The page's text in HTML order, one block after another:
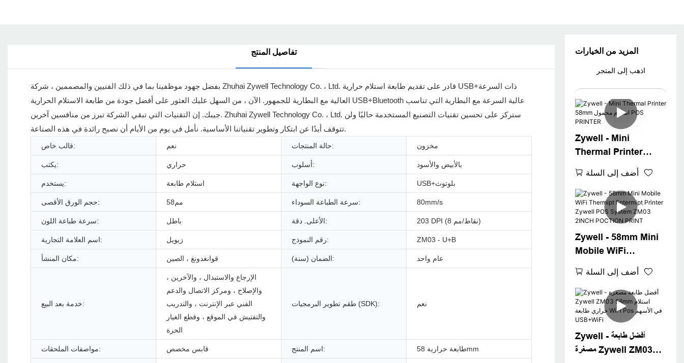
المزيد من الخيارات
اذهب إلى المتجر
Zywell - Mini
Thermal Printer
POS PRINTER
أضف إلى السلة
Zywell - 58mm Mini
Mobile WiFi
Thermipt Entermipt
Printer Zywell POS
System ZM03 2INCH
POCTION PRINT
أضف إلى السلة
Zywell - أفضل طابعة
مصغرة Zywell ZM03
تفاصيل المنتج
بفضل جهود موظفينا بما في ذلك الفنيين والمصممين ، شركة Zhuhai Zywell Technology Co. ، Ltd. قادر على تقديم طابعة استلام حرارية USB+ذات السرعة
العالية مع البطارية للجمهور. الآن ، من السهل عليك العثور على أفضل جودة من طابعة الاستلام الحرارية USB+Bluetooth عالية السرعة مع البطارية التي تناسب
جيبك. إن التقنيات التي تبقي الشركة تبرز من منافسين آخرين. Zhuhai Zywell Technology Co. ، Ltd. ستركز على تحسين تقنيات التصنيع المستخدمة حاليًا ولن
تتوقف أبدًا عن ابتكار وتطوير تقنياتنا الأساسية. نأمل في يوم من الأيام أن نصبح رائدة في هذه الصناعة.
قالب خاص: نعم حالة المنتجات: مخزون
يكتب: حراري أسلوب: بالأبيض والأسود
يستخدم: استلام طابعة نوع الواجهة: USB+بلوتوث
حجم الورق الأقصى: مم58 سرعة الطباعة السوداء: 80mm/s
سرعة طباعة اللون: باطل الأعلى. دقة: 203 DPI (8 نقاط/مم)
اسم العلامة التجارية: زيويل رقم النموذج: ZM03 - U+B
مكان المنشأ: قوانغدونغ ، الصين الضمان (سنة): عام واحد
خدمة بعد البيع:
الإرجاع والاستبدال ، والآخرين ،
والإصلاح ، ومركز الاتصال والدعم
الفني عبر الإنترنت ، والتدريب
والتفتيش في الموقع ، وقطع الغيار
الحرة
طقم تطوير البرمجيات (SDK): نعم
مواصفات الملحقات: قابس مخصص اسم المنتج: طابعة حرارية 58mm